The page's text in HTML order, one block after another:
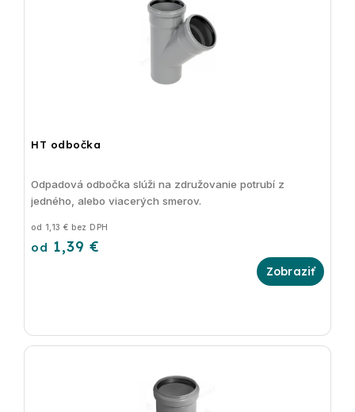
HT odbočka
od 1,13 € bez DPH
od 1,39 €
Odpadová odbočka slúži na združovanie potrubí z
jedného, alebo viacerých smerov.